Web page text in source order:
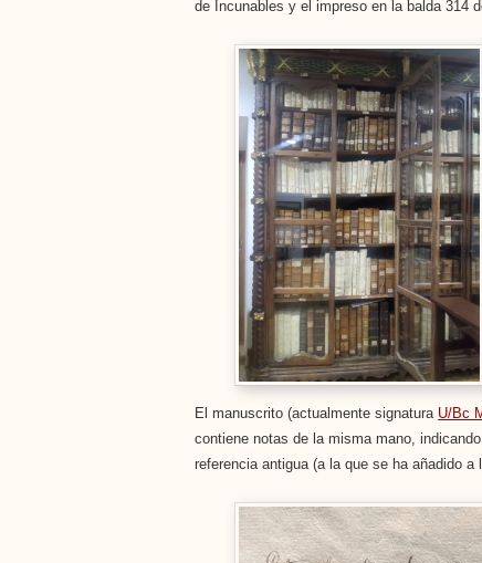
de Incunables y el impreso en la balda 314
El manuscrito (actualmente signatura U/Bc
contiene notas de la misma mano,
referencia antigua (a la que se ha añadido a